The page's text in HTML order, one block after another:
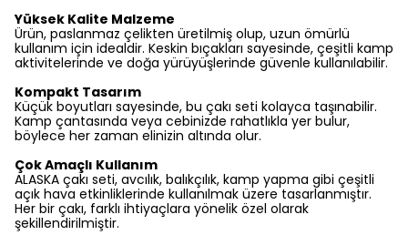
Yüksek Kalite Malzeme
Ürün, paslanmaz çelikten üretilmiş olup, uzun ömürlü
kullanım için idealdir. Keskin bıçakları sayesinde, çeşitli kamp
aktivitelerinde ve doğa yürüyüşlerinde güvenle kullanılabilir.
Kompakt Tasarım
Küçük boyutları sayesinde, bu çakı seti kolayca taşınabilir.
Kamp çantasında veya cebinizde rahatlıkla yer bulur,
böylece her zaman elinizin altında olur.
Çok Amaçlı Kullanım
ALASKA çakı seti, avcılık, balıkçılık, kamp yapma gibi çeşitli
açık hava etkinliklerinde kullanılmak üzere tasarlanmıştır.
Her bir çakı, farklı ihtiyaçlara yönelik özel olarak
şekillendirilmiştir.